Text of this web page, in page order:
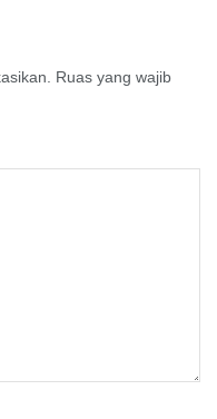
Ruas yang wajib